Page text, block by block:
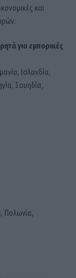
και
για εμπορικές
Ισλανδία,
Σουηδία,
Πολωνία,